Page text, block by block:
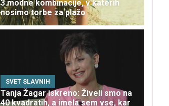
3 modne kombinacije, v katerih
nosimo torbe za plažo
SVET SLAVNIH
Tanja Žagar iskreno: Živeli smo na
40 kvadratih, a imela sem vse, kar